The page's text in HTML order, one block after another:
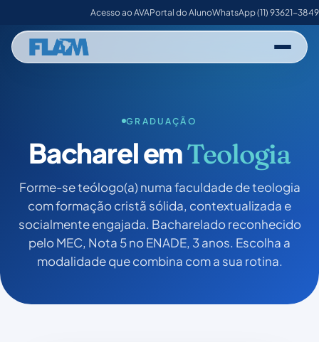
Acesso ao AVAPortal do AlunoWhatsApp (11) 93621-3849
GRADUAÇÃO
Bacharel emTeologia
Forme-se teólogo(a) numa faculdade de teologia
com formação cristã sólida, contextualizada e
socialmente engajada. Bacharelado reconhecido
pelo MEC, Nota 5 no ENADE, 3 anos. Escolha a
modalidade que combina com a sua rotina.